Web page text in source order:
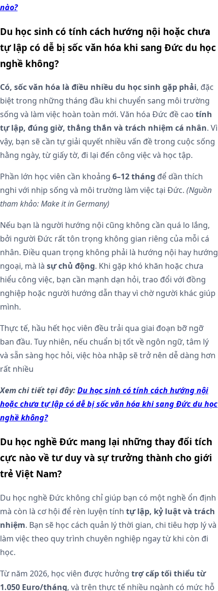
nào?
Du học sinh có tính cách hướng nội hoặc chưa
tự lập có dễ bị sốc văn hóa khi sang Đức du học
nghề không?
Có, sốc văn hóa là điều nhiều du học sinh gặp phải, đặc
biệt trong những tháng đầu khi chuyển sang môi trường
sống và làm việc hoàn toàn mới. Văn hóa Đức đề cao tính
tự lập, đúng giờ, thẳng thắn và trách nhiệm cá nhân. Vì
vậy, bạn sẽ cần tự giải quyết nhiều vấn đề trong cuộc sống
hằng ngày, từ giấy tờ, đi lại đến công việc và học tập.
Phần lớn học viên cần khoảng 6–12 tháng để dần thích
nghi với nhịp sống và môi trường làm việc tại Đức. (Nguồn
tham khảo: Make it in Germany)
Nếu bạn là người hướng nội cũng không cần quá lo lắng,
bởi người Đức rất tôn trọng không gian riêng của mỗi cá
nhân. Điều quan trọng không phải là hướng nội hay hướng
ngoại, mà là sự chủ động. Khi gặp khó khăn hoặc chưa
hiểu công việc, bạn cần mạnh dạn hỏi, trao đổi với đồng
nghiệp hoặc người hướng dẫn thay vì chờ người khác giúp
mình.
Thực tế, hầu hết học viên đều trải qua giai đoạn bỡ ngỡ
ban đầu. Tuy nhiên, nếu chuẩn bị tốt về ngôn ngữ, tâm lý
và sẵn sàng học hỏi, việc hòa nhập sẽ trở nên dễ dàng hơn
rất nhiều
Xem chi tiết tại đây:Du học sinh có tính cách hướng nội
hoặc chưa tự lập có dễ bị sốc văn hóa khi sang Đức du học
nghề không?
Du học nghề Đức mang lại những thay đổi tích
cực nào về tư duy và sự trưởng thành cho giới
trẻ Việt Nam?
Du học nghề Đức không chỉ giúp bạn có một nghề ổn định
mà còn là cơ hội để rèn luyện tính tự lập, kỷ luật và trách
nhiệm. Bạn sẽ học cách quản lý thời gian, chi tiêu hợp lý và
làm việc theo quy trình chuyên nghiệp ngay từ khi còn đi
học.
Từ năm 2026, học viên được hưởng trợ cấp tối thiểu từ
1.050 Euro/tháng, và trên thực tế nhiều ngành có mức hỗ